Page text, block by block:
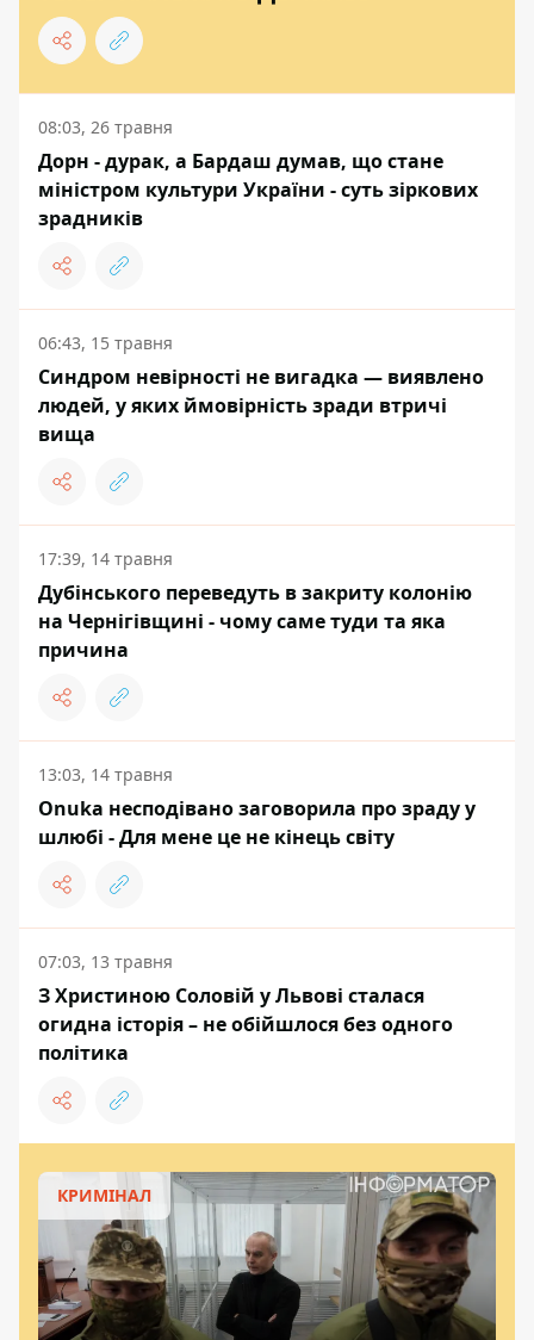
08:03, 26 травня
Дорн - дурак, а Бардаш думав, що стане
міністром культури України - суть зіркових
зрадників
06:43, 15 травня
Синдром невірності не вигадка — виявлено
людей, у яких ймовірність зради втричі
вища
17:39, 14 травня
Дубінського переведуть в закриту колонію
на Чернігівщині - чому саме туди та яка
причина
13:03, 14 травня
Onuka несподівано заговорила про зраду у
шлюбі - Для мене це не кінець світу
07:03, 13 травня
З Христиною Соловій у Львові сталася
огидна історія – не обійшлося без одного
політика
КРИМІНАЛ